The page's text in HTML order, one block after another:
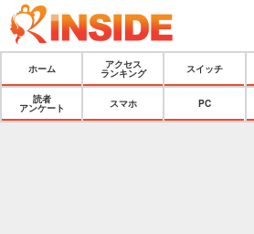
ホーム
アクセス
ランキング
スイッチ
読者
アンケート
スマホ PC